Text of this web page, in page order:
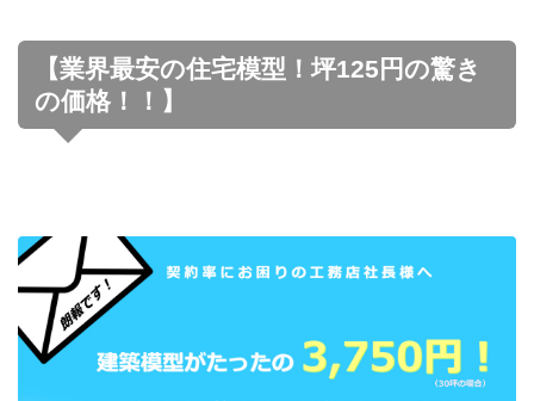
【業界最安の住宅模型！坪125円の驚き
の価格！！】